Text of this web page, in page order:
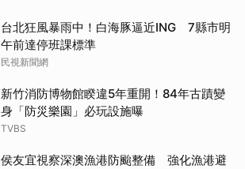
台北狂風暴雨中！白海豚逼近ING 7縣市明
午前達停班課標準
民視新聞網
新竹消防博物館睽違5年重開！84年古蹟變
身「防災樂園」必玩設施曝
TVBS
侯友宜視察深澳漁港防颱整備 強化漁港避